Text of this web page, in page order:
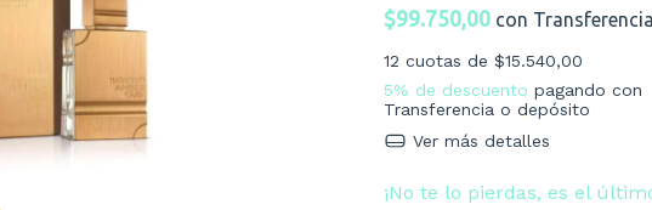
$99.750,00 con
12 cuotas de $15.540,00
5% de descuento pagando con
Transferencia o depósito
Ver más detalles
¡No te lo pierdas, es el